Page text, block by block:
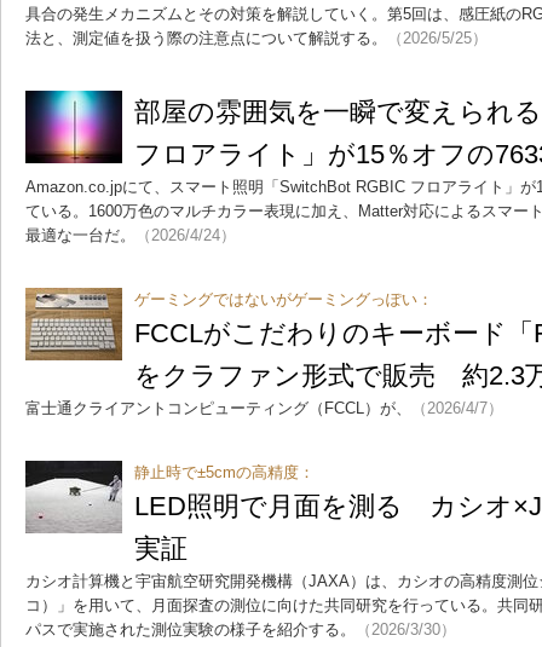
具合の発生メカニズムとその対策を解説していく。第5回は、感圧紙の
法と、測定値を扱う際の注意点について解説する。
（2026/5/25）
部屋の雰囲気を一瞬で変えられ
フロアライト」が15％オフの
Amazon.co.jpにて、スマート照明「SwitchBot RGBIC フロアライト」
ている。1600万色のマルチカラー表現に加え、Matter対応によるスマー
最適な一台だ。
（2026/4/24）
ゲーミングではないがゲーミングっぽい：
FCCLがこだわりのキーボード「
をクラファン形式で販売 約2.3
富士通クライアントコンピューティング（FCCL）が、 （2026/4/7）
静止時で±5cmの高精度：
LED照明で月面を測る カシオ
実証
カシオ計算機と宇宙航空研究開発機構（JAXA）は、カシオの高精度測
コ）」を用いて、月面探査の測位に向けた共同研究を行っている。共同
パスで実施された測位実験の様子を紹介する。
（2026/3/30）